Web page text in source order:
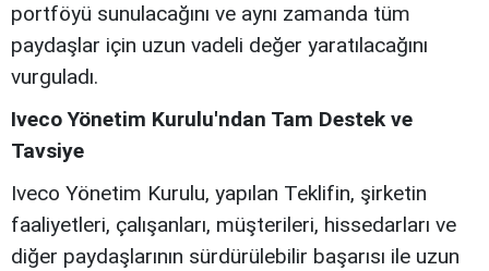
portföyü sunulacağını ve aynı zamanda tüm
paydaşlar için uzun vadeli değer yaratılacağını
vurguladı.
Iveco Yönetim Kurulu'ndan Tam Destek ve
Tavsiye
Iveco Yönetim Kurulu, yapılan Teklifin, şirketin
faaliyetleri, çalışanları, müşterileri, hissedarları ve
diğer paydaşlarının sürdürülebilir başarısı ile uzun